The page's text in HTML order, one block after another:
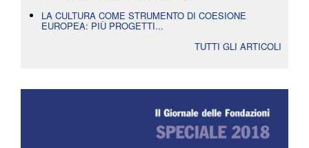
LA CULTURA COME STRUMENTO DI COESIONE
EUROPEA: PIÙ PROGETTI...
TUTTI GLI ARTICOLI